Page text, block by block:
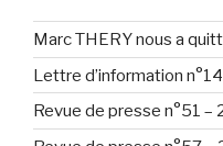
Marc THERY nous a
Lettre d’information
Revue de presse n°51 –